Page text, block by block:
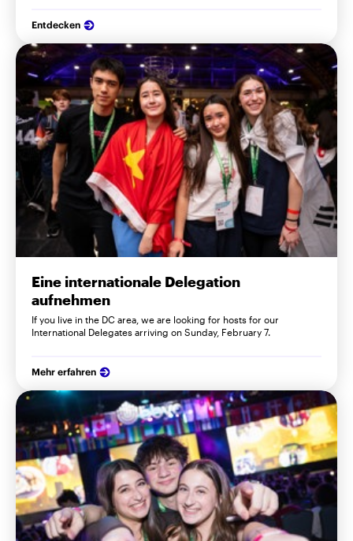
Entdecken
Eine internationale Delegation
aufnehmen
If you live in the DC area, we are looking for hosts for our
International Delegates arriving on Sunday, February 7.
Mehr erfahren